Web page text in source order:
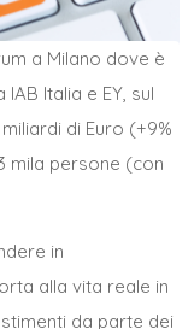
a Milano dove è
Italia e EY, sul
di Euro (+9%
mila persone (con
in
alla vita reale in
da parte dei